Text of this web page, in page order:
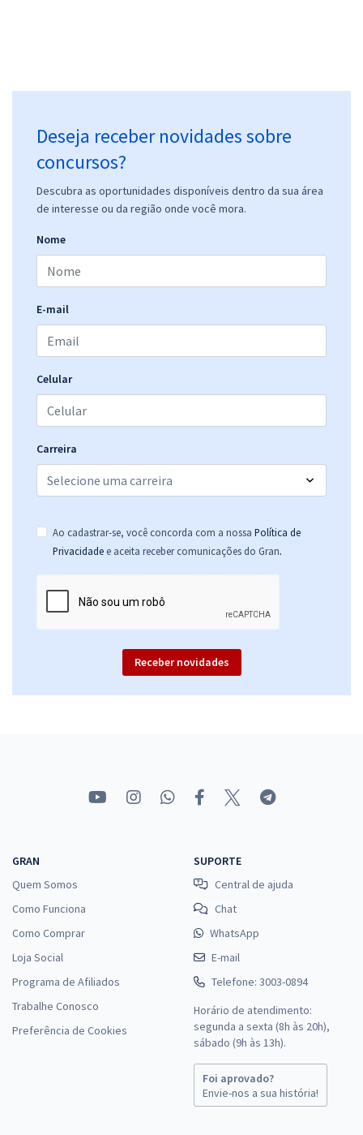
Deseja receber novidades sobre
concursos?
Descubra as oportunidades disponíveis dentro da sua área
de interesse ou da região onde você mora.
Nome
E-mail
Celular
Carreira
Ao cadastrar-se, você concorda com a nossa Política de
Privacidade e aceita receber comunicações do Gran.
Receber novidades
GRAN
Quem Somos
Como Funciona
Como Comprar
Loja Social
Programa de Afiliados
Trabalhe Conosco
Preferência de Cookies
SUPORTE
Central de ajuda
Chat
WhatsApp
E-mail
Telefone: 3003-0894
Horário de atendimento:
segunda a sexta (8h às 20h),
sábado (9h às 13h).
Foi aprovado?
Envie-nos a sua história!